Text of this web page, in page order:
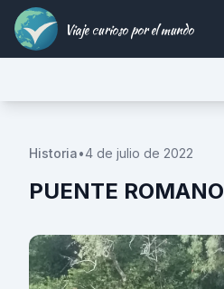
Viaje curioso por el mundo
Historia•4 de julio de 2022
PUENTE ROMANO